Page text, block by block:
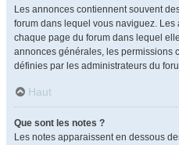
Les annonces contiennent souvent
forum dans lequel vous naviguez.
chaque page du forum dans lequel
annonces générales, les permissions
définies par les administrateurs du
Haut
Que sont les notes ?
Les notes apparaissent en dessous